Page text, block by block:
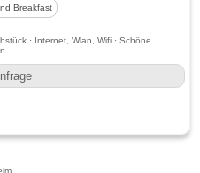
Breakfast
· Internet, Wlan, Wifi · Schöne